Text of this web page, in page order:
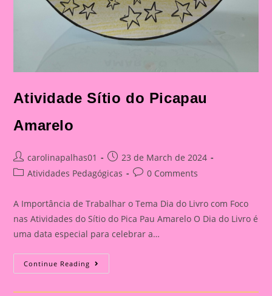
Atividade Sítio do Picapau
Amarelo
Post
author:
carolinapalhas01
Post
published:
23 de March de 2024
PostAtividades Pedagógicas
Post0 Comments
A Importância de Trabalhar o Tema Dia do Livro com Foco
nas Atividades do Sítio do Pica Pau Amarelo O Dia do Livro é
uma data especial para celebrar a…
Continue Reading Atividade
Sítio
Picapau